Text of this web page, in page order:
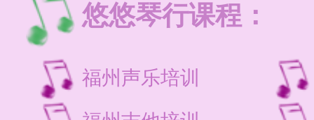
悠悠琴行课程：
福州声乐培训